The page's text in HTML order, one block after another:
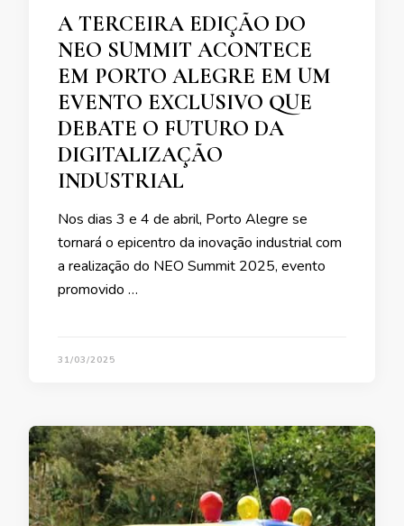
A TERCEIRA EDIÇÃO DO
NEO SUMMIT ACONTECE
EM PORTO ALEGRE EM UM
EVENTO EXCLUSIVO QUE
DEBATE O FUTURO DA
DIGITALIZAÇÃO
INDUSTRIAL
Nos dias 3 e 4 de abril, Porto Alegre se
tornará o epicentro da inovação industrial com
a realização do NEO Summit 2025, evento
promovido …
31/03/2025